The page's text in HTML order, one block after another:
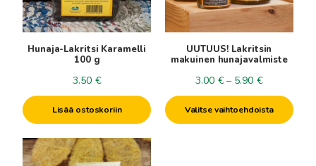
Hunaja-Lakritsi Karamelli
100 g
3.50 €
Lisää ostoskoriin
UUTUUS! Lakritsin
makuinen hunajavalmiste
3.00 € – 5.90 €
3.00€
-
5.90€
Valitse vaihtoehdoista
tehdä
valinnat
sivulla.